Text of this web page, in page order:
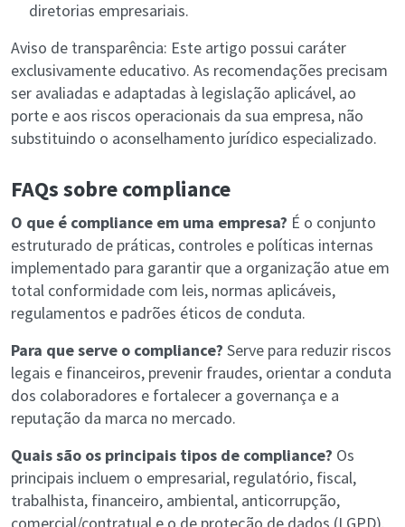
diretorias empresariais.
Aviso de transparência: Este artigo possui caráter
exclusivamente educativo. As recomendações precisam
ser avaliadas e adaptadas à legislação aplicável, ao
porte e aos riscos operacionais da sua empresa, não
substituindo o aconselhamento jurídico especializado.
FAQs sobre compliance
O que é compliance em uma empresa? É o conjunto
estruturado de práticas, controles e políticas internas
implementado para garantir que a organização atue em
total conformidade com leis, normas aplicáveis,
regulamentos e padrões éticos de conduta.
Para que serve o compliance? Serve para reduzir riscos
legais e financeiros, prevenir fraudes, orientar a conduta
dos colaboradores e fortalecer a governança e a
reputação da marca no mercado.
Quais são os principais tipos de compliance? Os
principais incluem o empresarial, regulatório, fiscal,
trabalhista, financeiro, ambiental, anticorrupção,